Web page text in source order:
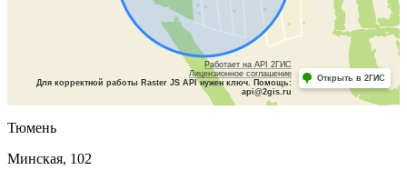
Работает на API 2ГИС
Лицензионное соглашение
Для корректной работы Raster JS API нужен ключ. Помощь:
api@2gis.ru
Открыть в 2ГИС
Тюмень
Минская, 102